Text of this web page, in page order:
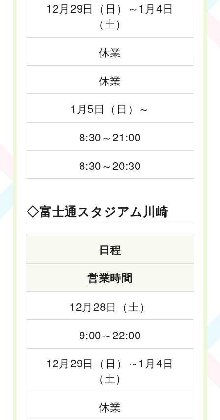
12月29日（日）～1月4日
（土）
休業
休業
1月5日（日）～
8:30～21:00
8:30～20:30
◇富士通スタジアム川崎
日程
営業時間
12月28日（土）
9:00～22:00
12月29日（日）～1月4日
（土）
休業